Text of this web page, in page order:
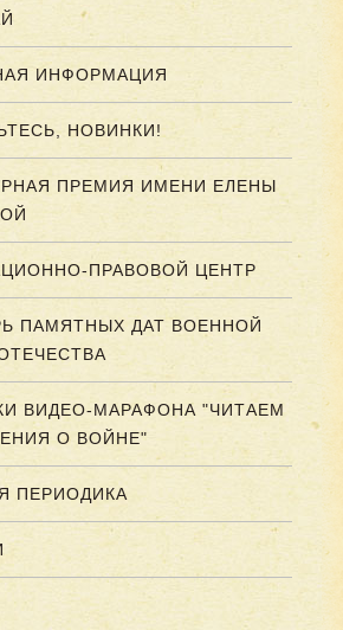
ИНФОРМАЦИЯ
НОВИНКИ!
ПРЕМИЯ ИМЕНИ ЕЛЕНЫ
ПРАВОВОЙ ЦЕНТР
ПАМЯТНЫХ ДАТ ВОЕННОЙ
ВИДЕО-МАРАФОНА "ЧИТАЕМ
О ВОЙНЕ"
ПЕРИОДИКА